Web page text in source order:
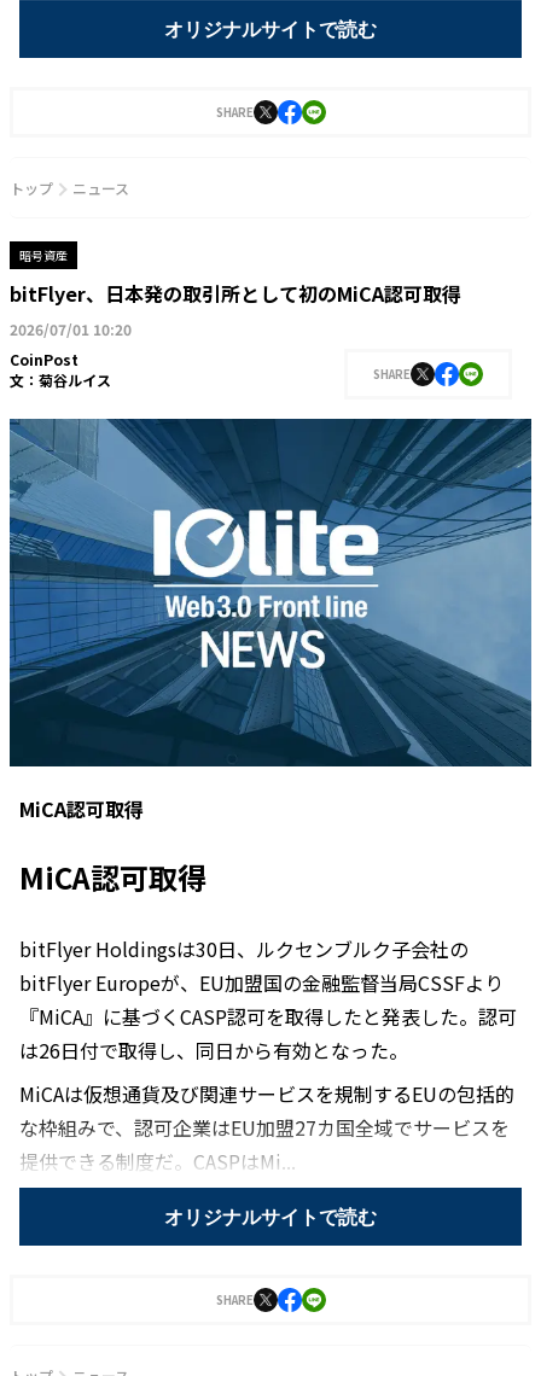
オリジナルサイトで読む
SHARE
トップ ニュース
暗号資産
bitFlyer、日本発の取引所として初のMiCA認可取得
2026/07/01 10:20
CoinPost
文： 菊谷ルイス SHARE
MiCA認可取得
MiCA認可取得
bitFlyer Holdingsは30日、ルクセンブルク子会社の
bitFlyer Europeが、EU加盟国の金融監督当局CSSFより
『MiCA』に基づくCASP認可を取得したと発表した。認可
は26日付で取得し、同日から有効となった。
MiCAは仮想通貨及び関連サービスを規制するEUの包括的
な枠組みで、認可企業はEU加盟27カ国全域でサービスを
提供できる制度だ。CASPはMi...
オリジナルサイトで読む
SHARE